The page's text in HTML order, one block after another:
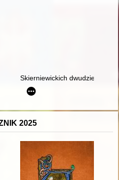
harcerstwie (do 1939 roku)
Skierniewickich dwudziestu
wystawy "Kosmos w zabytkowych
2025